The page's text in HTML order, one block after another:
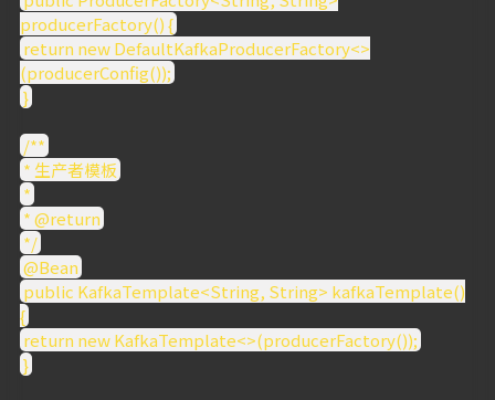
producerFactory() {
return new DefaultKafkaProducerFactory<>
(producerConfig());
}
/**
* 生产者模板
*
* @return
*/
@Bean
public KafkaTemplate<String, String> kafkaTemplate()
{
return new KafkaTemplate<>(producerFactory());
}